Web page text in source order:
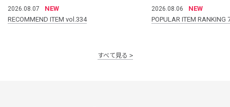
2026.08.07
NEW
RECOMMEND ITEM vol.334
2026.08.06
NEW
POPULAR ITEM
すべて見る